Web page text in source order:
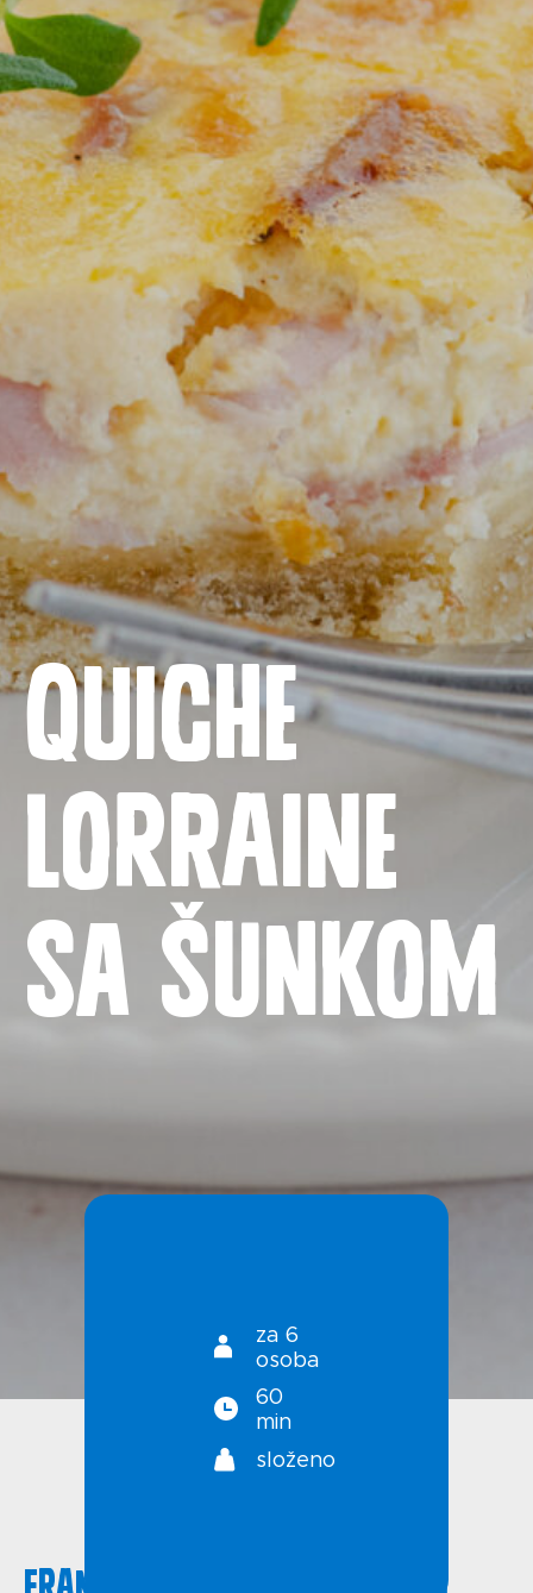
Naslovnica
Proizvodi
Recepti
Priča o ABC siru
Novosti
Uvjeti korištenja
Quiche
Lorraine
sa šunkom
za 6
osoba
60
min
složeno
Francuski klasik u domaćem